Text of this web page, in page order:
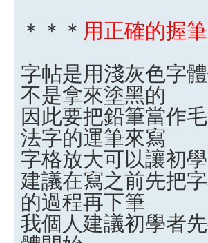
＊＊＊ 用正確的握
字帖是用淺灰色字
不是拿來塗黑的
因此要把鉛筆當作
法字的運筆來寫
字格放大可以讓初
建議在寫之前先把
的過程再下筆
我個人建議初學者